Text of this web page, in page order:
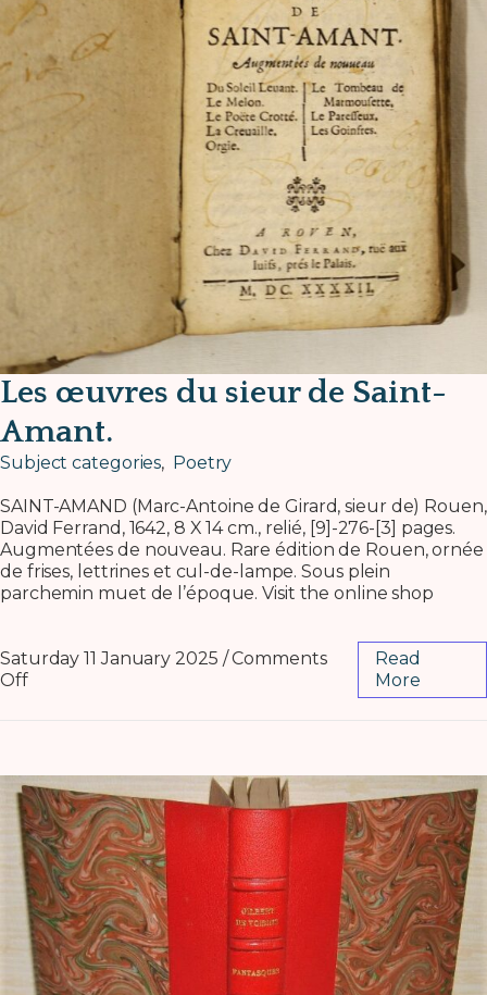
Les œuvres du sieur de Saint-
Amant.
Subject categories, Poetry
SAINT-AMAND (Marc-Antoine de Girard, sieur de) Rouen,
David Ferrand, 1642, 8 X 14 cm., relié, [9]-276-[3] pages.
Augmentées de nouveau. Rare édition de Rouen, ornée
de frises, lettrines et cul-de-lampe. Sous plein
parchemin muet de l’époque. Visit the online shop
Saturday 11 January 2025 / Comments
Off
Read
More